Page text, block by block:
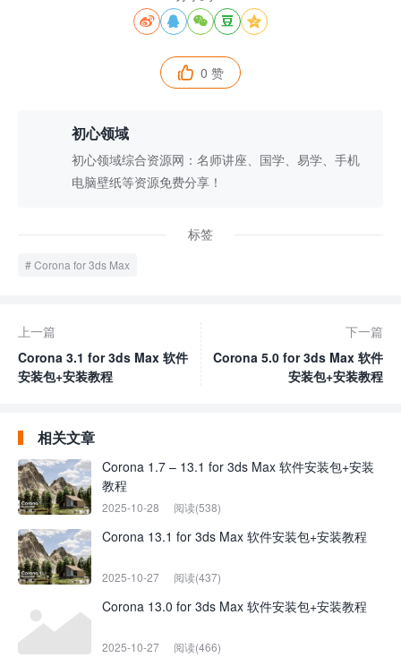
    
 0 赞
初心领域
初心领域综合资源网：名师讲座、国学、易学、手机
电脑壁纸等资源免费分享！
标签
Corona for 3ds Max
上一篇
Corona 3.1 for 3ds Max 软件
安装包+安装教程
下一篇
Corona 5.0 for 3ds Max 软件
安装包+安装教程
相关文章
Corona 1.7 – 13.1 for 3ds Max 软件安装包+安装
教程
2025-10-28 阅读(538)
Corona 13.1 for 3ds Max 软件安装包+安装教程
2025-10-27 阅读(437)
Corona 13.0 for 3ds Max 软件安装包+安装教程
2025-10-27 阅读(466)